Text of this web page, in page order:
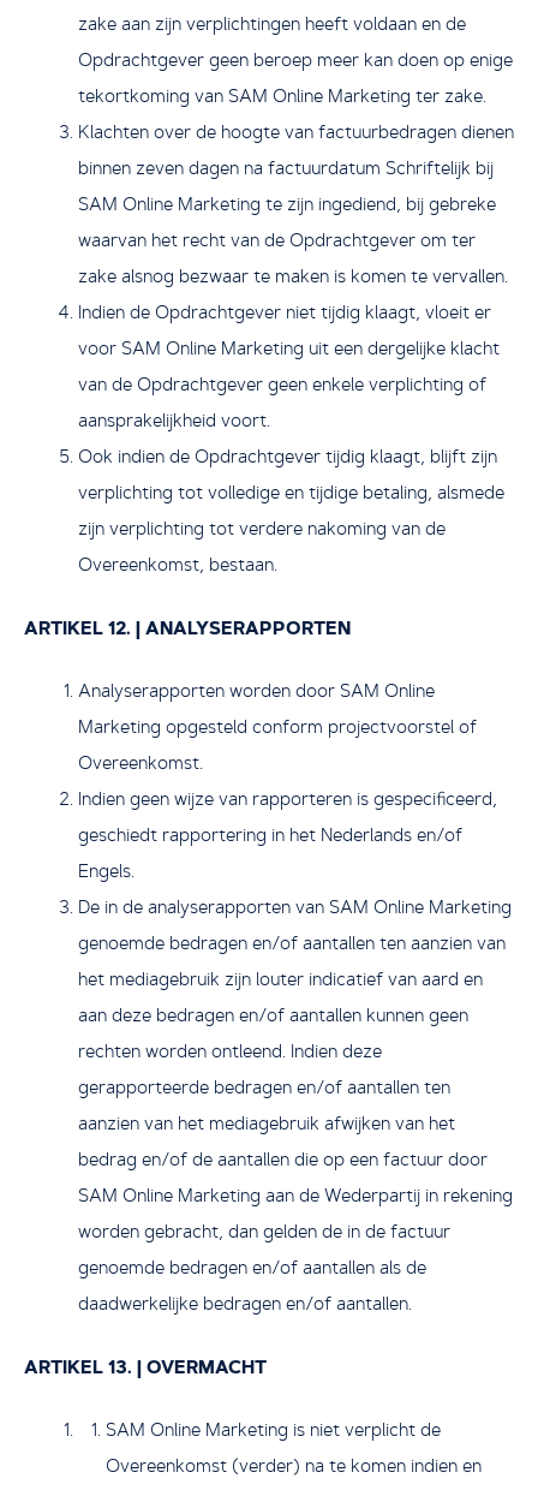
zake aan zijn verplichtingen heeft voldaan en de
Opdrachtgever geen beroep meer kan doen op enige
tekortkoming van SAM Online Marketing ter zake.
Klachten over de hoogte van factuurbedragen dienen
binnen zeven dagen na factuurdatum Schriftelijk bij
SAM Online Marketing te zijn ingediend, bij gebreke
waarvan het recht van de Opdrachtgever om ter
zake alsnog bezwaar te maken is komen te vervallen.
Indien de Opdrachtgever niet tijdig klaagt, vloeit er
voor SAM Online Marketing uit een dergelijke klacht
van de Opdrachtgever geen enkele verplichting of
aansprakelijkheid voort.
Ook indien de Opdrachtgever tijdig klaagt, blijft zijn
verplichting tot volledige en tijdige betaling, alsmede
zijn verplichting tot verdere nakoming van de
Overeenkomst, bestaan.
ARTIKEL 12. | ANALYSERAPPORTEN
Analyserapporten worden door SAM Online
Marketing opgesteld conform projectvoorstel of
Overeenkomst.
Indien geen wijze van rapporteren is gespecificeerd,
geschiedt rapportering in het Nederlands en/of
Engels.
De in de analyserapporten van SAM Online Marketing
genoemde bedragen en/of aantallen ten aanzien van
het mediagebruik zijn louter indicatief van aard en
aan deze bedragen en/of aantallen kunnen geen
rechten worden ontleend. Indien deze
gerapporteerde bedragen en/of aantallen ten
aanzien van het mediagebruik afwijken van het
bedrag en/of de aantallen die op een factuur door
SAM Online Marketing aan de Wederpartij in rekening
worden gebracht, dan gelden de in de factuur
genoemde bedragen en/of aantallen als de
daadwerkelijke bedragen en/of aantallen.
ARTIKEL 13. | OVERMACHT
SAM Online Marketing is niet verplicht de
Overeenkomst (verder) na te komen indien en